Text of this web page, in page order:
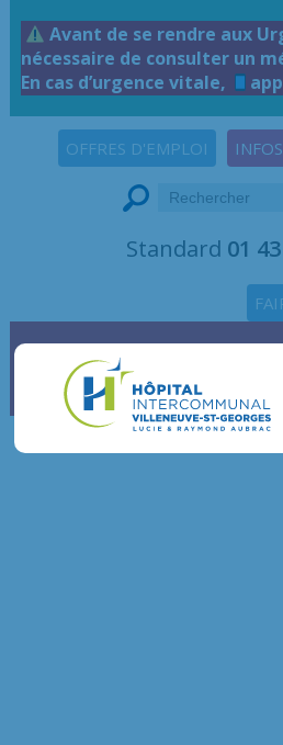
Avant de se rendre aux
nécessaire de consulter un
En cas d’urgence vitale,
OFFRES D'EMPLOI
Standard 01